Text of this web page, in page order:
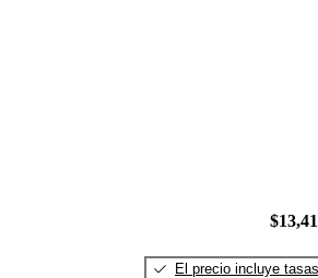
El precio incluye tasas